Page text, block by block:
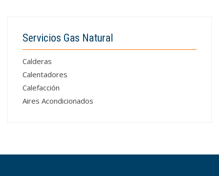
Servicios Gas Natural
Calderas
Calentadores
Calefacción
Aires Acondicionados